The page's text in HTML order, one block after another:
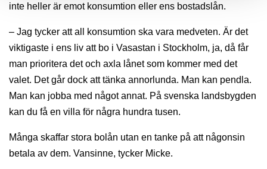
inte heller är emot konsumtion eller ens bostadslån.
– Jag tycker att all konsumtion ska vara medveten. Är det
viktigaste i ens liv att bo i Vasastan i Stockholm, ja, då får
man prioritera det och axla lånet som kommer med det
valet. Det går dock att tänka annorlunda. Man kan pendla.
Man kan jobba med något annat. På svenska landsbygden
kan du få en villa för några hundra tusen.
Många skaffar stora bolån utan en tanke på att någonsin
betala av dem. Vansinne, tycker Micke.